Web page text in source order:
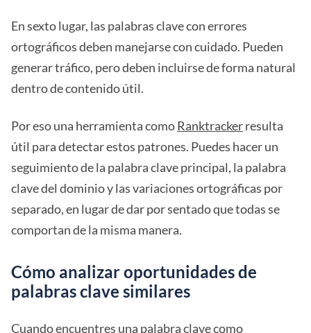
En sexto lugar, las palabras clave con errores
ortográficos deben manejarse con cuidado. Pueden
generar tráfico, pero deben incluirse de forma natural
dentro de contenido útil.
Por eso una herramienta comoRanktrackerresulta
útil para detectar estos patrones. Puedes hacer un
seguimiento de la palabra clave principal, la palabra
clave del dominio y las variaciones ortográficas por
separado, en lugar de dar por sentado que todas se
comportan de la misma manera.
Cómo analizar oportunidades de
palabras clave similares
Cuando encuentres una palabra clave como